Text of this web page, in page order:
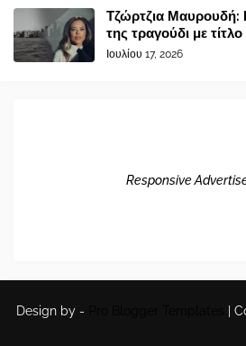
Τζώρτζια Μαυρουδή:
της τραγούδι με
Ιουλίου 17, 2026
Responsive
Design by -